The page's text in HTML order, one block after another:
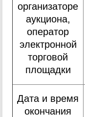
организаторе
аукциона,
оператор
электронной
торговой
площадки
Дата и время
окончания